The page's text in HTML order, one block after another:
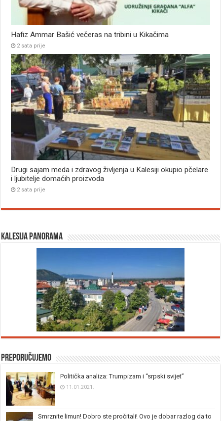
Hafiz Ammar Bašić večeras na tribini u Kikačima
2 sata prije
Drugi sajam meda i zdravog življenja u Kalesiji okupio pčelare
i ljubitelje domaćih proizvoda
2 sata prije
Kalesija panorama
Preporučujemo
Politička analiza: Trumpizam i “srpski svijet”
11.01.2021.
Smrznite limun! Dobro ste pročitali! Ovo je dobar razlog da to